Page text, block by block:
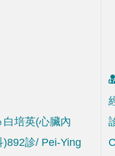
白培英(心臟內
)892診/ Pei-Ying